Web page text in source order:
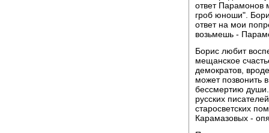
ответ Парамонов
гроб юноши".
ответ на мои
возьмешь -
Борис любит
мещанское
демократов,
может позвонить
бессмертию
русских
старосветских
Карамазовых -